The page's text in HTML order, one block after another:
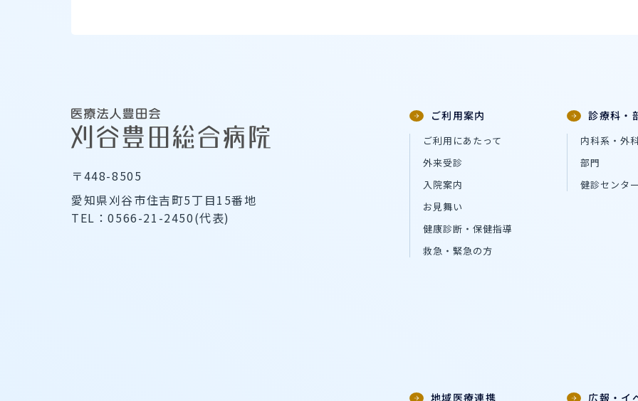
〒448-8505
愛知県刈谷市住吉町5丁目15番地
TEL：0566-21-2450(代表)
ご利用案内
ご利用にあたって
外来受診
入院案内
お見舞い
健康診断・保健指導
救急・緊急の方
診療科・
内科系・外
部門
健診センタ
地域医療連携 広報・イ